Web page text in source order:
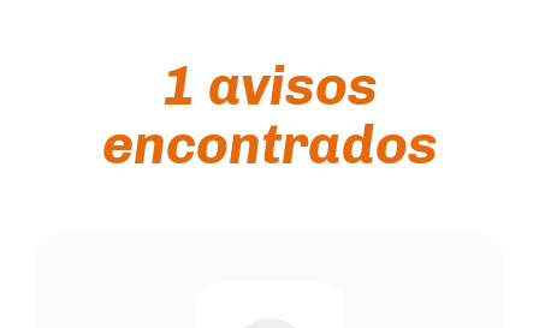
1 avisos
encontrados